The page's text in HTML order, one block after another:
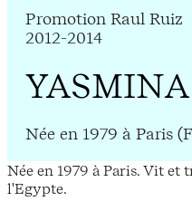
Promotion Raul Ruiz
2012-2014
Née en 1979 à Paris
Née en 1979 à Paris. Vit et
l'Egypte.